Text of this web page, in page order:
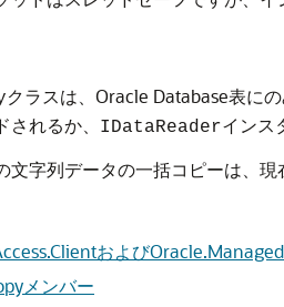
クラスは、Oracle Database表に
れるか、
IDataReaderインス
文字列データの一括コピーは、現
および
メンバー